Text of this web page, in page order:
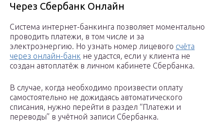
Через Сбербанк Онлайн
Система интернет-банкинга позволяет моментально
проводить платежи, в том числе и за
электроэнергию. Но узнать номер лицевого счёта
через онлайн-банк не удастся, если у клиента не
создан автоплатёж в личном кабинете Сбербанка.
В случае, когда необходимо произвести оплату
самостоятельно не дожидаясь автоматического
списания, нужно перейти в раздел “Платежи и
переводы” в учётной записи Сбербанка.